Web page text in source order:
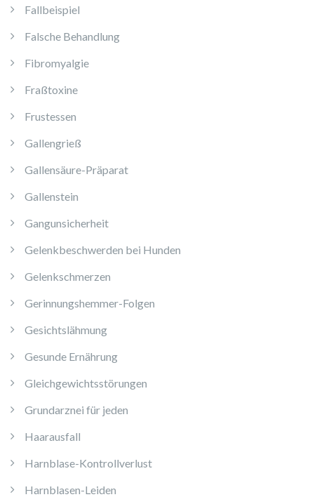
Fallbeispiel
Falsche Behandlung
Fibromyalgie
Fraßtoxine
Frustessen
Gallengrieß
Gallensäure-Präparat
Gallenstein
Gangunsicherheit
Gelenkbeschwerden bei Hunden
Gelenkschmerzen
Gerinnungshemmer-Folgen
Gesichtslähmung
Gesunde Ernährung
Gleichgewichtsstörungen
Grundarznei für jeden
Haarausfall
Harnblase-Kontrollverlust
Harnblasen-Leiden